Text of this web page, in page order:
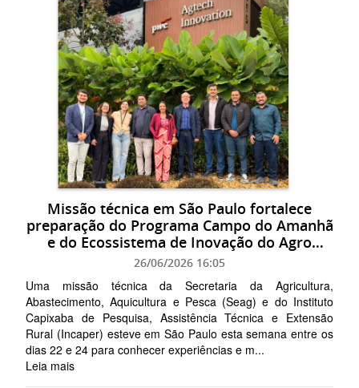
Missão técnica em São Paulo fortalece
preparação do Programa Campo do Amanhã
e do Ecossistema de Inovação do Agro
Capixaba
26/06/2026 16:05
Uma missão técnica da Secretaria da Agricultura,
Abastecimento, Aquicultura e Pesca (Seag) e do Instituto
Capixaba de Pesquisa, Assistência Técnica e Extensão
Rural (Incaper) esteve em São Paulo esta semana entre os
dias 22 e 24 para conhecer experiências e m...
Leia mais